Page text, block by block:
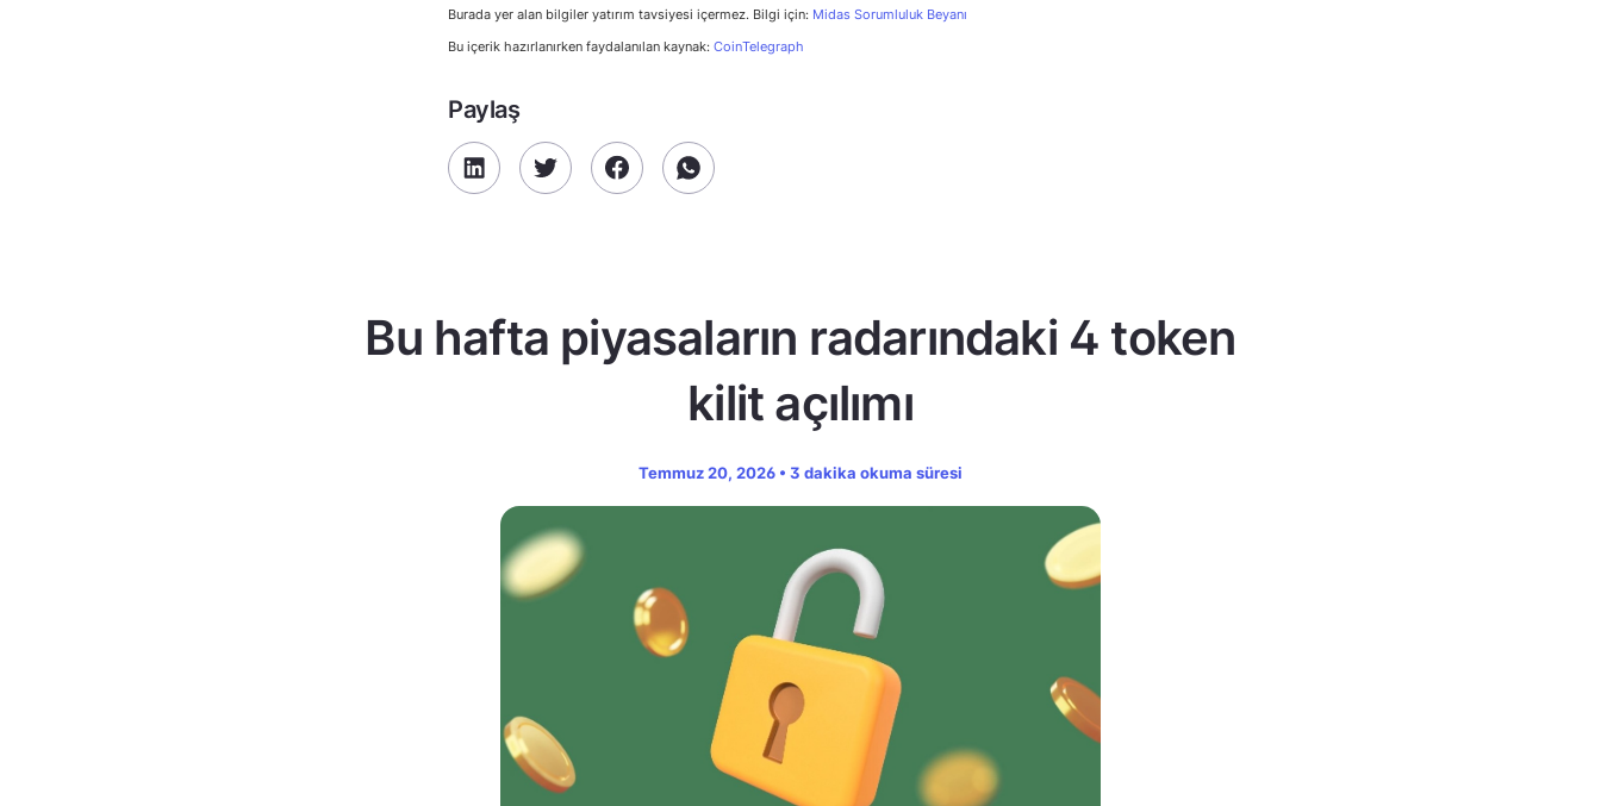
Burada yer alan bilgiler yatırım tavsiyesi içermez. Bilgi için: Midas Sorumluluk Beyanı
Bu içerik hazırlanırken faydalanılan kaynak: CoinTelegraph
Paylaş
Bu hafta piyasaların radarındaki 4 token
kilit açılımı
Temmuz 20, 2026 • 3 dakika okuma süresi